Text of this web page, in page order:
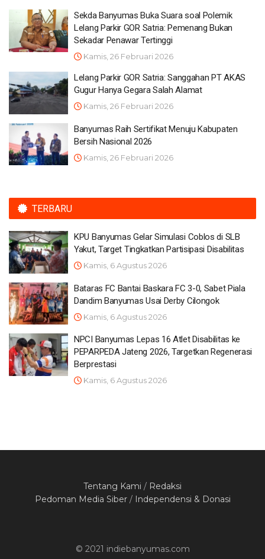
Sekda Banyumas Buka Suara soal Polemik
Lelang Parkir GOR Satria: Pemenang Bukan
Sekadar Penawar Tertinggi
Kamis, 26 Februari 2026
Lelang Parkir GOR Satria: Sanggahan PT AKAS
Gugur Hanya Gegara Salah Alamat
Kamis, 26 Februari 2026
Banyumas Raih Sertifikat Menuju Kabupaten
Bersih Nasional 2026
Kamis, 26 Februari 2026
TERBARU
KPU Banyumas Gelar Simulasi Coblos di SLB
Yakut, Target Tingkatkan Partisipasi Disabilitas
Kamis, 6 Agustus 2026
Bataras FC Bantai Baskara FC 3-0, Sabet Piala
Dandim Banyumas Usai Derby Cilongok
Kamis, 6 Agustus 2026
NPCI Banyumas Lepas 16 Atlet Disabilitas ke
PEPARPEDA Jateng 2026, Targetkan Regenerasi
Berprestasi
Kamis, 6 Agustus 2026
Tentang Kami / Redaksi
Pedoman Media Siber/ Independensi & Donasi
© 2021 indiebanyumas.com